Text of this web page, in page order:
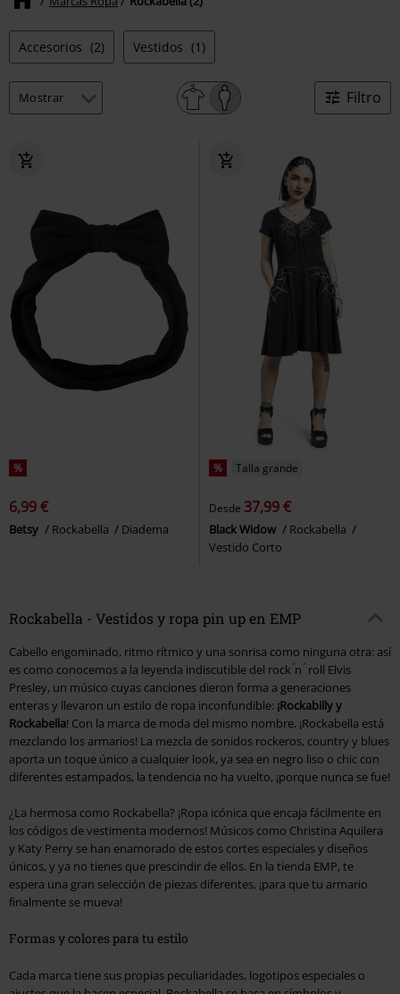
Accesorios (2) Vestidos (1)
Filtro
%
6,99 €
Betsy Rockabella Diadema
% Talla grande
Desde 37,99 €
Black Widow
Rockabella
Vestido Corto
Rockabella - Vestidos y ropa pin up en EMP
Cabello engominado, ritmo rítmico y una sonrisa como ninguna otra: así
es como conocemos a la leyenda indiscutible del rock ́n ́ roll Elvis
Presley, un músico cuyas canciones dieron forma a generaciones
enteras y llevaron un estilo de ropa inconfundible: ¡Rockabilly y
Rockabella! Con la marca de moda del mismo nombre, ¡Rockabella está
mezclando los armarios! La mezcla de sonidos rockeros, country y blues
aporta un toque único a cualquier look, ya sea en negro liso o chic con
diferentes estampados, la tendencia no ha vuelto, ¡porque nunca se fue!
¿La hermosa como Rockabella? ¡Ropa icónica que encaja fácilmente en
los códigos de vestimenta modernos! Músicos como Christina Aquilera
y Katy Perry se han enamorado de estos cortes especiales y diseños
únicos, y ya no tienes que prescindir de ellos. En la tienda EMP, te
espera una gran selección de piezas diferentes, ¡para que tu armario
finalmente se mueva!
Formas y colores para tu estilo
Cada marca tiene sus propias peculiaridades, logotipos especiales o